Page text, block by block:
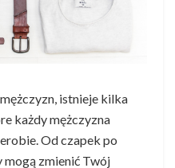
istnieje kilka
każdy mężczyzna
Od czapek po
mogą zmienić Twój